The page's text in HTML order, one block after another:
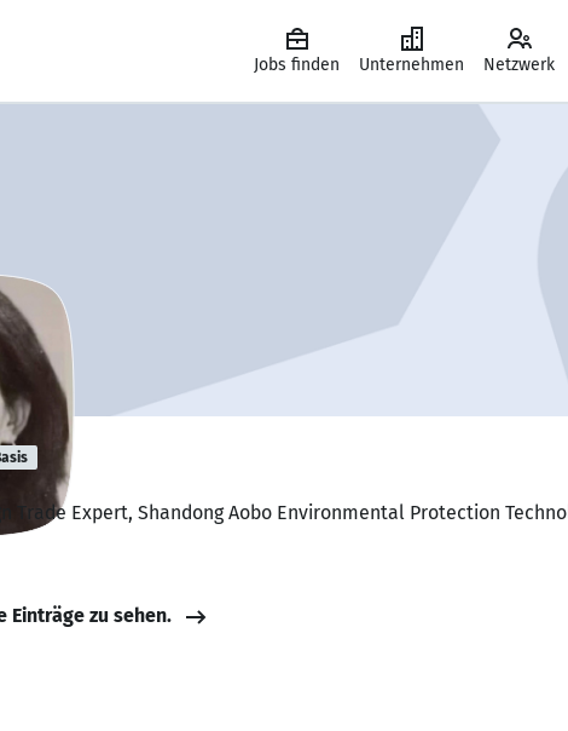
Jobs finden Unternehmen Netzwerk
Trade Expert, Shandong Aobo Environmental Protection
Einträge zu sehen.